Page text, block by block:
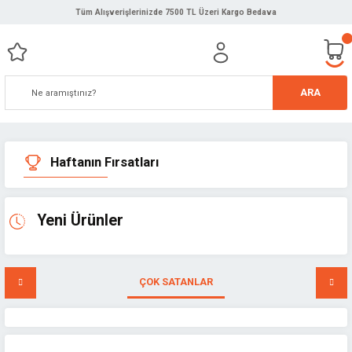
Tüm Alışverişlerinizde 7500 TL Üzeri Kargo Bedava
ARA
Haftanın Fırsatları
Yeni Ürünler
ÇOK SATANLAR